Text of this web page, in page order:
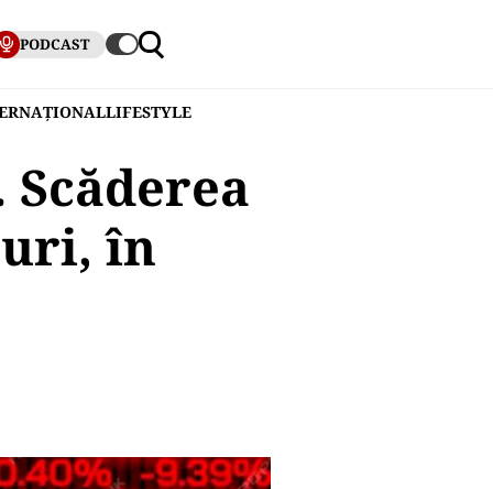
PODCAST
LIFESTYLE
în